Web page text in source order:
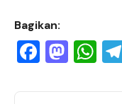
Bagikan:
F
c
M
st
W
at